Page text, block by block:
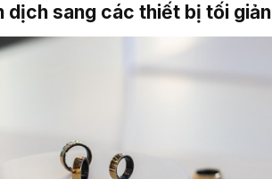
dịch sang các thiết bị tối giản​